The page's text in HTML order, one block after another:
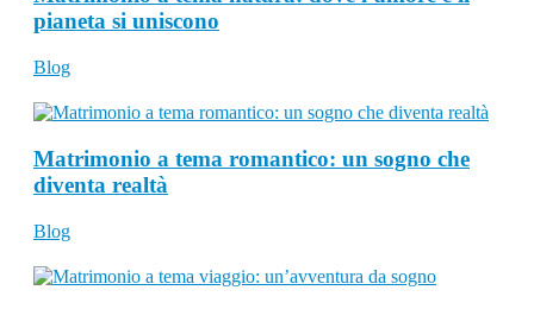
pianeta si uniscono
Blog
Matrimonio a tema romantico: un sogno che
diventa realtà
Blog